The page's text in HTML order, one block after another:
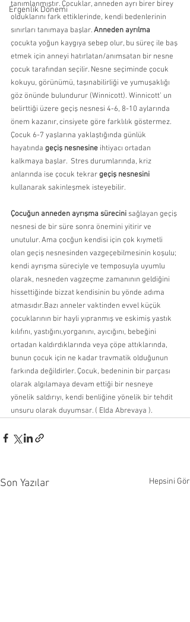
Ergenlik Dönemi
tanımlanmıştır. Çocuklar, anneden ayrı birer birey
olduklarını fark ettiklerinde, kendi bedenlerinin
sınırları tanımaya başlar. Anneden ayrılma
çocukta yoğun kaygıya sebep olur, bu süreç ile baş
etmek için anneyi hatırlatan/anımsatan bir nesne
çocuk tarafından seçilir. Nesne seçiminde çocuk
kokuyu, görünümü, taşınabilirliği ve yumuşaklığı
göz önünde bulundurur (Winnicott). Winnicott’ un
belirttiği üzere geçiş nesnesi 4-6, 8-10 aylarında
önem kazanır, cinsiyete göre farklılık göstermez.
Çocuk 6-7 yaşlarına yaklaştığında günlük
hayatında geçiş nesnesine ihtiyacı ortadan
kalkmaya başlar.  Stres durumlarında, kriz
anlarında ise çocuk tekrar geçiş nesnesini
kullanarak sakinleşmek isteyebilir.
Çocuğun anneden ayrışma sürecini sağlayan geçiş
nesnesi de bir süre sonra önemini yitirir ve
unutulur. Ama çocğun kendisi için çok kıymetli
olan geçiş nesnesinden vazgeçebilmesinin koşulu;
kendi ayrışma süreciyle ve temposuyla uyumlu
olarak, nesneden vagzeçme zamanının geldiğini
hissettiğinde bizzat kendisinin bu yönde adıma
atmasıdır.Bazı anneler vaktinden evvel küçük
çocuklarının bir hayli yıpranmış ve eskimiş yastık
kılıfını, yastığını,yorganını, ayıcığını, bebeğini
ortadan kaldırdıklarında veya çöpe attıklarında,
bunun çocuk için ne kadar travmatik olduğunun
farkında değildirler. Çocuk, bedeninin bir parçası
olarak algılamaya devam ettiği bir nesneye
yönelik saldırıyı, kendi benliğine yönelik bir tehdit
unsuru olarak duyumsar. ( Elda Abrevaya ).
Son Yazılar Hepsini Gör